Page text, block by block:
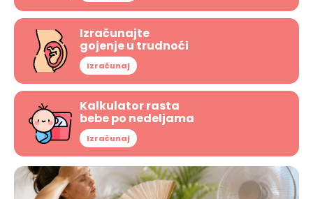
Izračunajte
gojenje u trudnoći
Izračunaj
Kalkulator rasta
bebe po nedeljama
Izračunaj